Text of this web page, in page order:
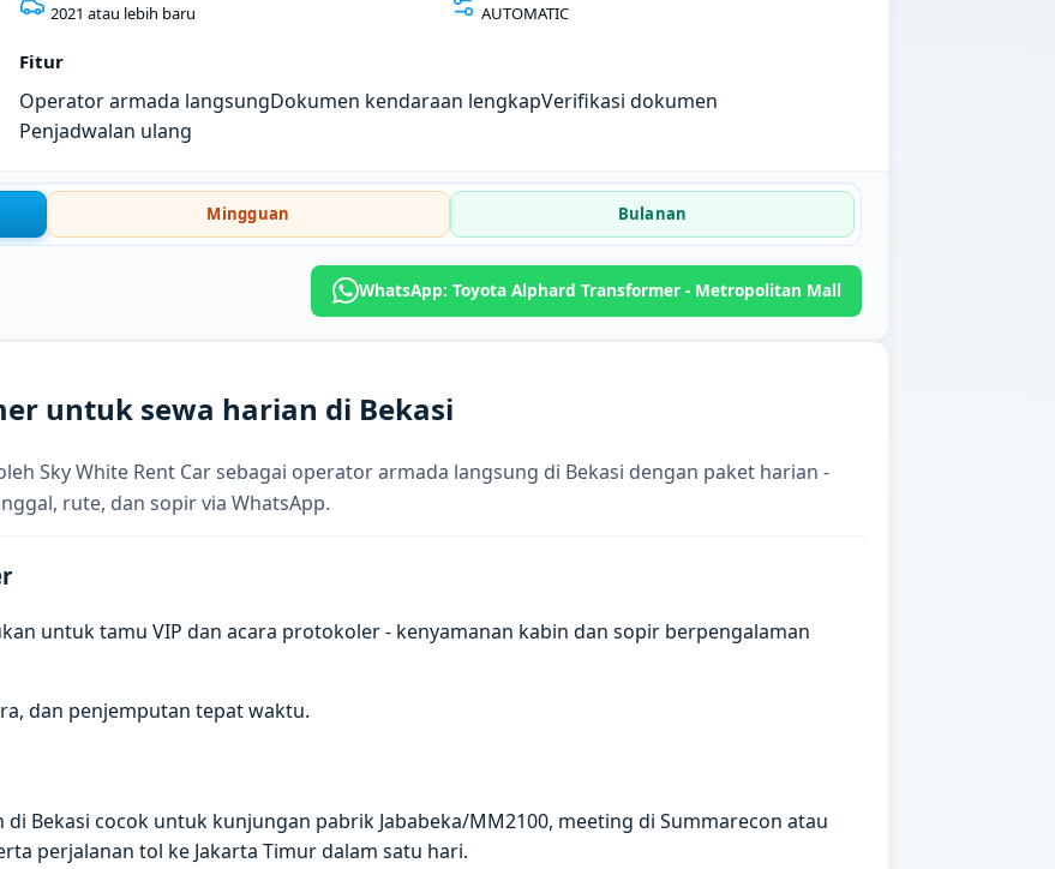
2021 atau lebih baru AUTOMATIC
Fitur
Operator armada langsungDokumen kendaraan lengkapVerifikasi dokumen
Penjadwalan ulang
Mingguan Bulanan
WhatsApp: Toyota Alphard Transformer - Metropolitan Mall
untuk sewa harian di Bekasi
Sky White Rent Car sebagai operator armada langsung di Bekasi dengan paket harian -
rute, dan sopir via WhatsApp.
untuk tamu VIP dan acara protokoler - kenyamanan kabin dan sopir berpengalaman
dan penjemputan tepat waktu.
Bekasi cocok untuk kunjungan pabrik Jababeka/MM2100, meeting di Summarecon atau
perjalanan tol ke Jakarta Timur dalam satu hari.